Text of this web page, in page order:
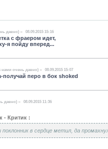
давно) 08.09.2015 15:16
с фраером идет,
я пойду вперед...
нами очень давно) 08.09.2015 15:07
получай перо в бок shoked
давно) 08.09.2015 11:36
- Критик :
в сердце метил, да